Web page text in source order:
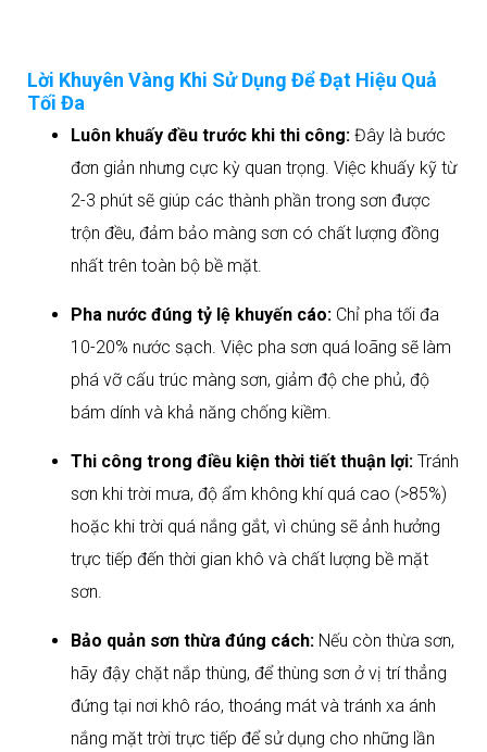
Lời Khuyên Vàng Khi Sử Dụng Để Đạt Hiệu Quả
Tối Đa
Luôn khuấy đều trước khi thi công: Đây là bước
đơn giản nhưng cực kỳ quan trọng. Việc khuấy kỹ từ
2-3 phút sẽ giúp các thành phần trong sơn được
trộn đều, đảm bảo màng sơn có chất lượng đồng
nhất trên toàn bộ bề mặt.
Pha nước đúng tỷ lệ khuyến cáo: Chỉ pha tối đa
10-20% nước sạch. Việc pha sơn quá loãng sẽ làm
phá vỡ cấu trúc màng sơn, giảm độ che phủ, độ
bám dính và khả năng chống kiềm.
Thi công trong điều kiện thời tiết thuận lợi: Tránh
sơn khi trời mưa, độ ẩm không khí quá cao (>85%)
hoặc khi trời quá nắng gắt, vì chúng sẽ ảnh hưởng
trực tiếp đến thời gian khô và chất lượng bề mặt
sơn.
Bảo quản sơn thừa đúng cách: Nếu còn thừa sơn,
hãy đậy chặt nắp thùng, để thùng sơn ở vị trí thẳng
đứng tại nơi khô ráo, thoáng mát và tránh xa ánh
nắng mặt trời trực tiếp để sử dụng cho những lần